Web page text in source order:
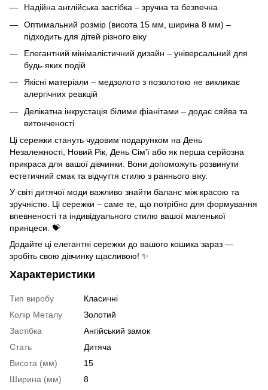
Надійна англійська застібка – зручна та безпечна
Оптимальний розмір (висота 15 мм, ширина 8 мм) –
підходить для дітей різного віку
Елегантний мінімалістичний дизайн – універсальний для
будь-яких подій
Якісні матеріали – медзолото з позолотою не викликає
алергічних реакцій
Делікатна інкрустація білими фіанітами – додає сяйва та
витонченості
Ці сережки стануть чудовим подарунком на День
Незалежності, Новий Рік, День Сім'ї або як перша серйозна
прикраса для вашої дівчинки. Вони допоможуть розвинути
естетичний смак та відчуття стилю з раннього віку.
У світі дитячої моди важливо знайти баланс між красою та
зручністю. Ці сережки – саме те, що потрібно для формування
впевненості та індивідуального стилю вашої маленької
принцеси. 💝
Додайте ці елегантні сережки до вашого кошика зараз —
зробіть свою дівчинку щасливою! ✨
Характеристики
Тип виробу
Класичні
Колір Металу
Золотий
Застібка
Ангійський замок
Стать
Дитяча
Висота (мм)
15
Ширина (мм)
8